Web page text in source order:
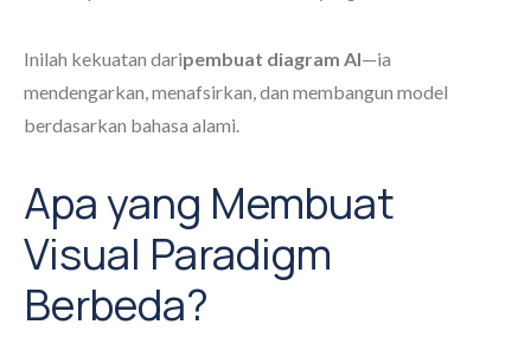
Inilah kekuatan daripembuat diagram AI—ia
mendengarkan, menafsirkan, dan membangun model
berdasarkan bahasa alami.
Apa yang Membuat
Visual Paradigm
Berbeda?